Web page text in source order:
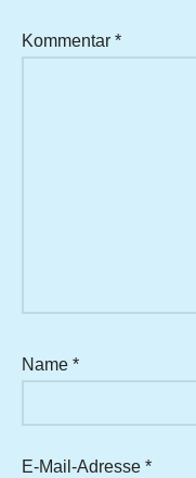
Kommentar *
Name *
E-Mail-Adresse *